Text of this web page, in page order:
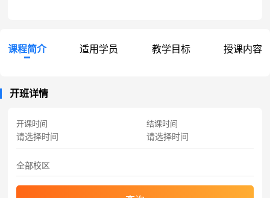
课程简介 适用学员 教学目标 授课内容
开班详情
开课时间 结课时间